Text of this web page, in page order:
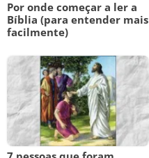
Por onde começar a ler a
Bíblia (para entender mais
facilmente)